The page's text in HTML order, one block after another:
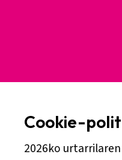
Cookie-
2026ko